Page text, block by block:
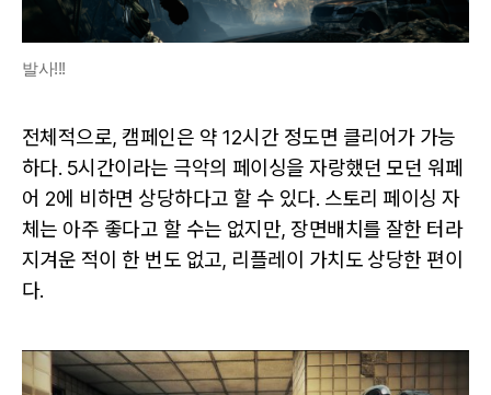
발사!!!
전체적으로, 캠페인은 약 12시간 정도면 클리어가 가능
하다. 5시간이라는 극악의 페이싱을 자랑했던 모던 워페
어 2에 비하면 상당하다고 할 수 있다. 스토리 페이싱 자
체는 아주 좋다고 할 수는 없지만, 장면배치를 잘한 터라
지겨운 적이 한 번도 없고, 리플레이 가치도 상당한 편이
다.